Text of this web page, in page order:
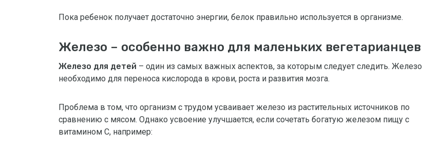
Пока ребенок получает достаточно энергии, белок правильно используется в организме.
Железо – особенно важно для маленьких вегетарианцев
Железо для детей – один из самых важных аспектов, за которым следует следить. Железо
необходимо для переноса кислорода в крови, роста и развития мозга.
Проблема в том, что организм с трудом усваивает железо из растительных источников по
сравнению с мясом. Однако усвоение улучшается, если сочетать богатую железом пищу с
витамином С, например: